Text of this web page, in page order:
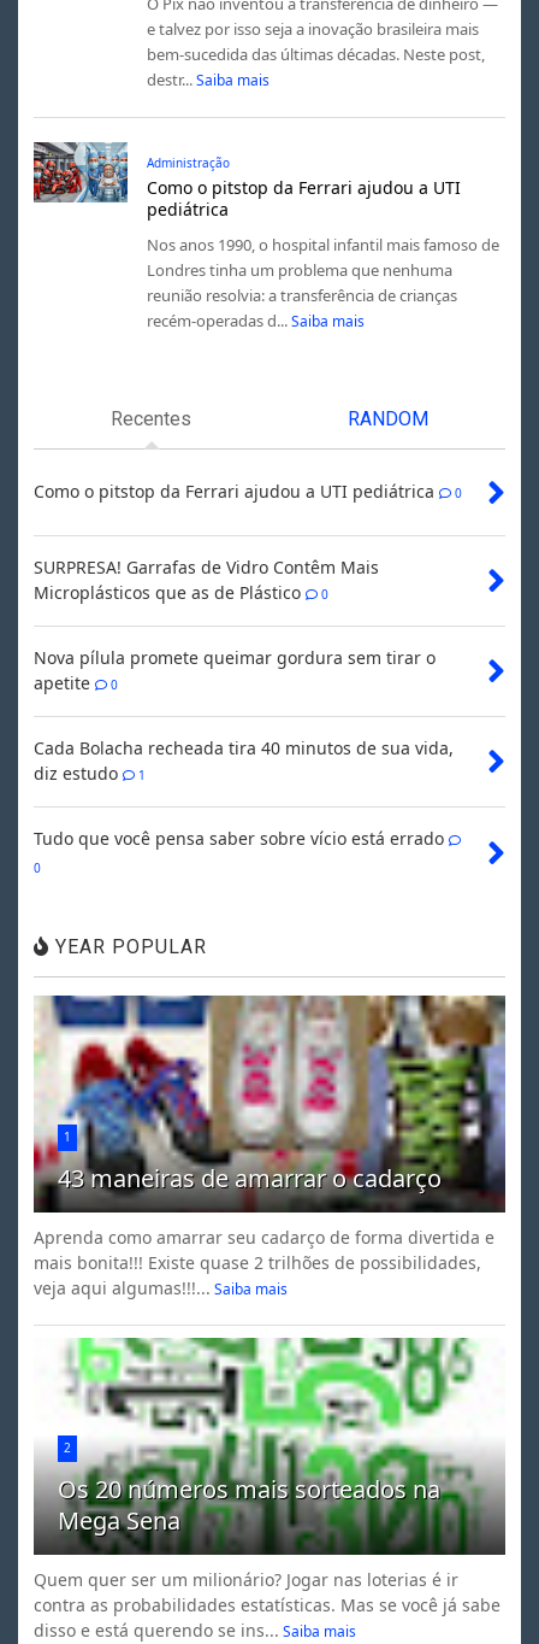
e talvez por isso seja a inovação brasileira mais
bem-sucedida das últimas décadas. Neste post,
destr... Saiba mais
Administração
Como o pitstop da Ferrari ajudou a UTI
pediátrica
Nos anos 1990, o hospital infantil mais famoso de
Londres tinha um problema que nenhuma
reunião resolvia: a transferência de crianças
recém-operadas d... Saiba mais
Recentes RANDOM
Como o pitstop da Ferrari ajudou a UTI pediátrica 0
SURPRESA! Garrafas de Vidro Contêm Mais
Microplásticos que as de Plástico
0
Nova pílula promete queimar gordura sem tirar o
apetite
0
Cada Bolacha recheada tira 40 minutos de sua vida,
diz estudo
1
Tudo que você pensa saber sobre vício está errado
0
YEAR POPULAR
1
43 maneiras de amarrar o cadarço
Aprenda como amarrar seu cadarço de forma divertida e
mais bonita!!! Existe quase 2 trilhões de possibilidades,
veja aqui algumas!!!... Saiba mais
2
Os 20 números mais sorteados na
Mega Sena
Quem quer ser um milionário? Jogar nas loterias é ir
contra as probabilidades estatísticas. Mas se você já sabe
disso e está querendo se ins... Saiba mais